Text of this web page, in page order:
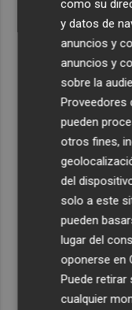
como su
y datos de
anuncios y
anuncios y
sobre la
Proveedores
pueden
otros fines,
del
solo a este
pueden
lugar del
oponerse en
Puede
cualquier